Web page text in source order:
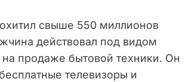
свыше 550 миллионов
действовал под видом
продаже бытовой техники. Он
телевизоры и